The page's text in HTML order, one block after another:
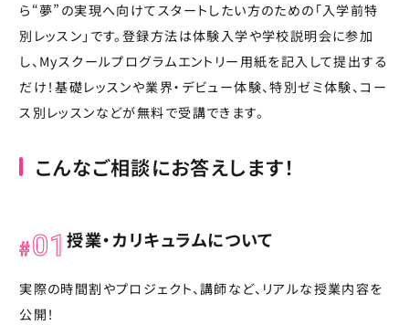
ら“夢”の実現へ向けてスタートしたい方のための「入学前特
別レッスン」です。登録方法は体験入学や学校説明会に参加
し、Myスクールプログラムエントリー用紙を記入して提出する
だけ！基礎レッスンや業界・デビュー体験、特別ゼミ体験、コー
ス別レッスンなどが無料で受講できます。
こんなご相談にお答えします！
01授業・カリキュラムについて
実際の時間割やプロジェクト、講師など、リアルな授業内容を
公開！